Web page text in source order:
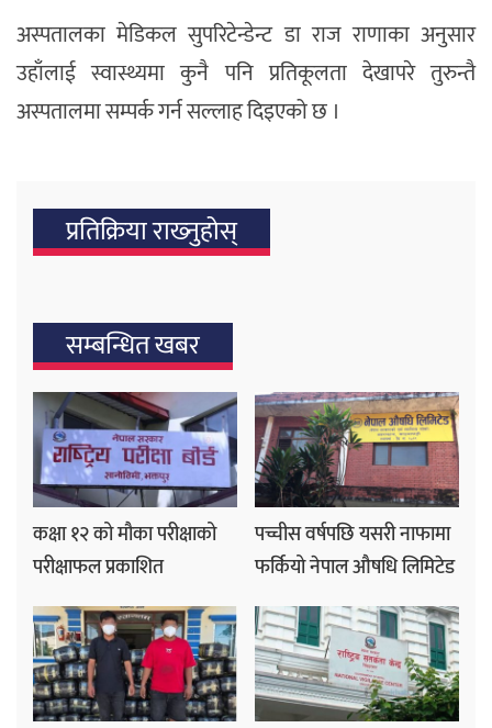
अस्पतालका मेडिकल सुपरिटेन्डेन्ट डा राज राणाका अनुसार
उहाँलाई स्वास्थ्यमा कुनै पनि प्रतिकूलता देखापरे तुरुन्तै
अस्पतालमा सम्पर्क गर्न सल्लाह दिइएको छ ।
प्रतिक्रिया राख्‍नुहोस्
सम्बन्धित खबर
कक्षा १२ को मौका परीक्षाको
परीक्षाफल प्रकाशित
पच्चीस वर्षपछि यसरी नाफामा
फर्कियो नेपाल औषधि लिमिटेड